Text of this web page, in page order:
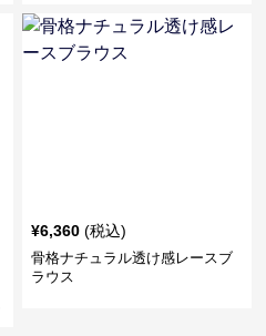
¥6,360 (税込)
骨格ナチュラル透け感レースブ
ラウス